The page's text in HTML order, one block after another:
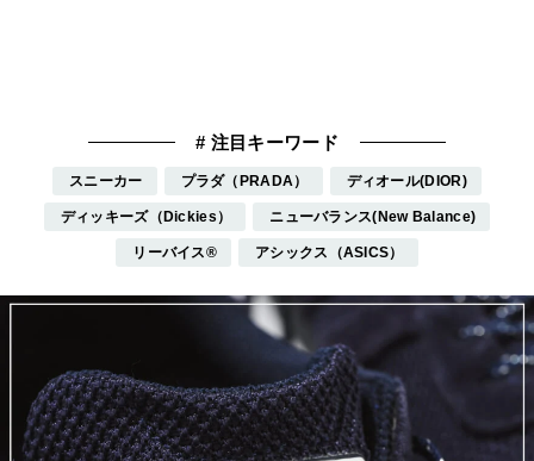
スニーカー プラダ（PRADA） ディオール(DIOR)
ディッキーズ（Dickies） ニューバランス(New Balance)
リーバイス® アシックス（ASICS）